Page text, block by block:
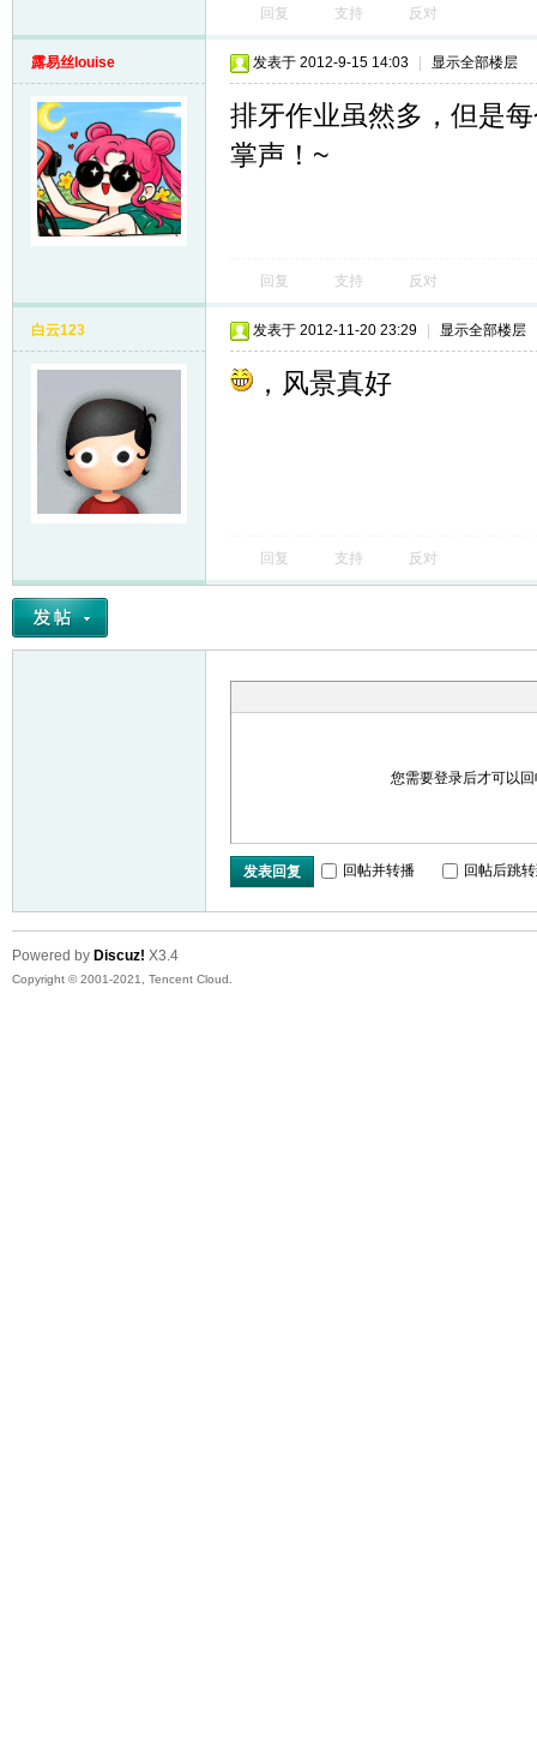
回复 支持 反对
露易丝louise 发表于 2012-9-15 14:03 显示全部楼层
排牙作业虽然多，但是
掌声！~
回复 支持 反对
白云123 发表于 2012-11-20 23:29 显示全部楼层
，风景真好
回复 支持 反对
您需要登录后才可以
发表回复 回帖并转播 回帖后跳
Powered by Discuz! X3.4
Copyright © 2001-2021, Tencent Cloud.